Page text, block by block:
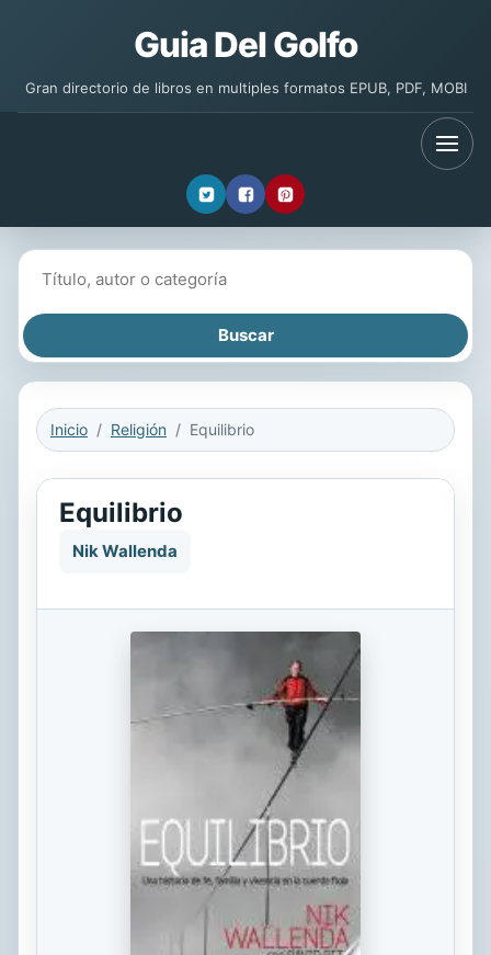
Guia Del Golfo
Gran directorio de libros en multiples formatos EPUB, PDF, MOBI
Inicio Religión Equilibrio
Equilibrio
Nik Wallenda